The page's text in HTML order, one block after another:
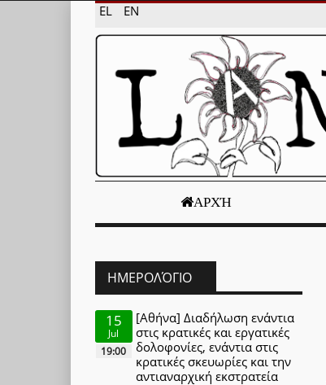
EL EN
ΑΡΧΉ
ΗΜΕΡΟΛΌΓΙΟ
15
Jul
19:00
[Αθήνα] Διαδήλωση ενάντια
στις κρατικές και εργατικές
δολοφονίες, ενάντια στις
κρατικές σκευωρίες και την
αντιαναρχική εκστρατεία